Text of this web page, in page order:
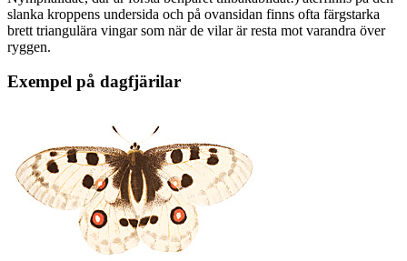
slanka kroppens undersida och på ovansidan finns ofta färgstarka
brett triangulära vingar som när de vilar är resta mot varandra över
ryggen.
Exempel på dagfjärilar